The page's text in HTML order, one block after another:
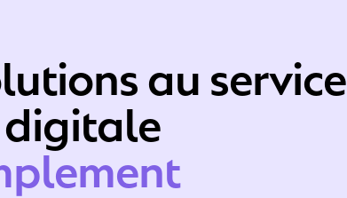
au service